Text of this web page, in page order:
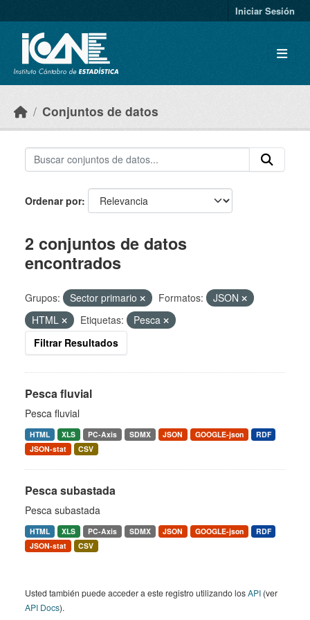
Iniciar Sesión
Conjuntos de datos
Ordenar por
2 conjuntos de datos
encontrados
Grupos: Sector primario Formatos:
JSON
HTML
Etiquetas:
Pesca
Filtrar Resultados
Pesca fluvial
Pesca fluvial
HTML XLS PC-Axis SDMX JSON GOOGLE-json
RDF
JSON-stat
CSV
Pesca subastada
Pesca subastada
HTML XLS PC-Axis SDMX JSON GOOGLE-json
RDF
JSON-stat
CSV
Usted también puede acceder a este registro utilizando losAPI (ver
API Docs).